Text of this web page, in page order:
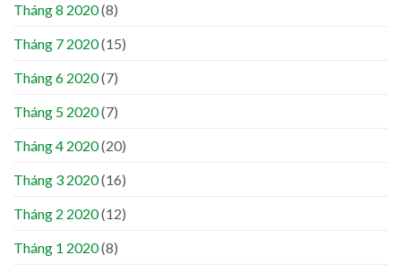
Tháng 8 2020(8)
Tháng 7 2020(15)
Tháng 6 2020(7)
Tháng 5 2020(7)
Tháng 4 2020(20)
Tháng 3 2020(16)
Tháng 2 2020(12)
Tháng 1 2020(8)